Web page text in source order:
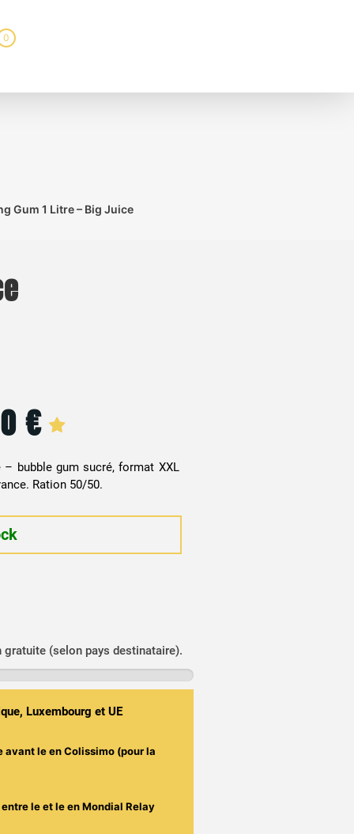
0
Gum 1 Litre – Big Juice
€
bubble gum sucré, format XXL
Ration 50/50.
(selon pays destinataire).
Luxembourg et UE
avant leen Colissimo (pour la
entre leet leen Mondial Relay